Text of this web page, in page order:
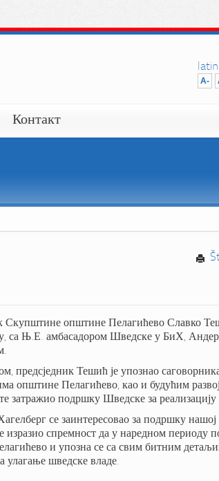
A-
Контакт
Скупштине општине Пелагићево Славко
са Њ.Е. амбасадором Шведске у БиХ,
предсједник Тешић је упознао
општине Пелагићево, као и будућим
затражио подршку Шведске за реализацију
се заинтересовао за подршку нашој
изразио спремност да у наредном периоду
и упозна се са свим битним
улагање шведске владе.